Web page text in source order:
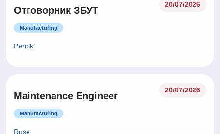
Отговорник ЗБУТ
20/07/2026
Manufacturing
Pernik
Maintenance Engineer
20/07/2026
Manufacturing
Ruse